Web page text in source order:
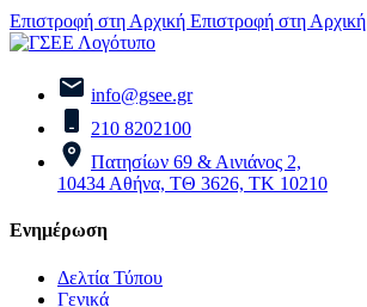
Επιστροφή στη Αρχική Επιστροφή στη Αρχική
info@gsee.gr
210 8202100
Πατησίων 69 & Αινιάνος 2,
10434 Αθήνα, ΤΘ 3626, ΤΚ 10210
Ενημέρωση
Δελτία Τύπου
Γενικά